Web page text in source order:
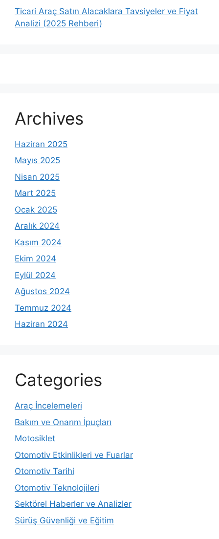
Ticari Araç Satın Alacaklara Tavsiyeler ve Fiyat
Analizi (2025 Rehberi)
Archives
Haziran 2025
Mayıs 2025
Nisan 2025
Mart 2025
Ocak 2025
Aralık 2024
Kasım 2024
Ekim 2024
Eylül 2024
Ağustos 2024
Temmuz 2024
Haziran 2024
Categories
Araç İncelemeleri
Bakım ve Onarım İpuçları
Motosiklet
Otomotiv Etkinlikleri ve Fuarlar
Otomotiv Tarihi
Otomotiv Teknolojileri
Sektörel Haberler ve Analizler
Sürüş Güvenliği ve Eğitim